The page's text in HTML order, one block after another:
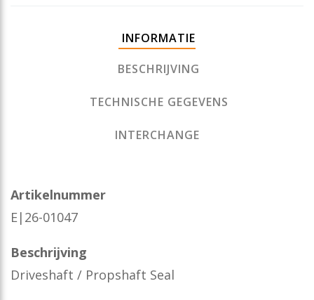
INFORMATIE
BESCHRIJVING
TECHNISCHE GEGEVENS
INTERCHANGE
Artikelnummer
E|26-01047
Beschrijving
Driveshaft / Propshaft Seal